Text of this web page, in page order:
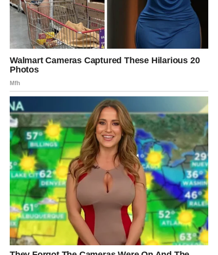
Koji je način pripreme piros jastuka?
Pažljivo pomiješajte šunku i sir tako da ih nježno trljate dok se
potpuno ne sjedine. Nakon toga umiješati sve sastojke u
glatko tijesto koje razvaljati na pobrašnjenoj podlozi na debljinu
od cca 0,5 cm. Nakon toga izrežite tijesto na kocke.
Nakon što su sastojci prženi u vrućem ulju dok ne porumene s
obje strane, poželjno ih je staviti na kuhinjski papir da upije
višak ulja. Ove divne slatke poslastice zajamčeno će
zadovoljiti, bilo da se uživaju tople ili ohlađene. Dobar tek! 🙂